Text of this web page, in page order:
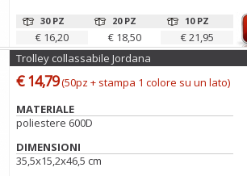
30 PZ
€ 16,20
20 PZ
€ 18,50
10 PZ
€ 21,95
Trolley collassabile Jordana
€ 14,79(50pz + stampa 1 colore su un lato)
MATERIALE
poliestere 600D
DIMENSIONI
35,5x15,2x46,5 cm